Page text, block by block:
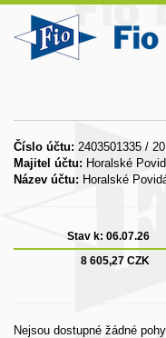
Číslo účtu: 2403501335 /
Majitel účtu: Horalské
Název účtu: Horalské
Stav k: 06.07.26
8 605,27 CZK
Nejsou dostupné žádné